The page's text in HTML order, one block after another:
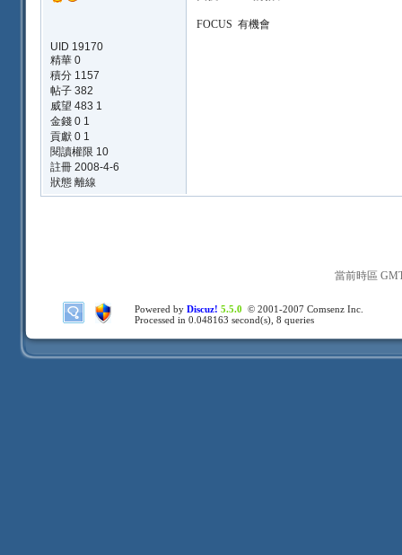
UID 19170
精華 0
積分 1157
帖子 382
威望 483 1
金錢 0 1
貢獻 0 1
閱讀權限 10
註冊 2008-4-6
狀態 離線
FOCUS 有機會
當前時區
Powered by Discuz! 5.5.0 © 2001-2007 Comsenz Inc.
Processed in 0.048163 second(s), 8 queries